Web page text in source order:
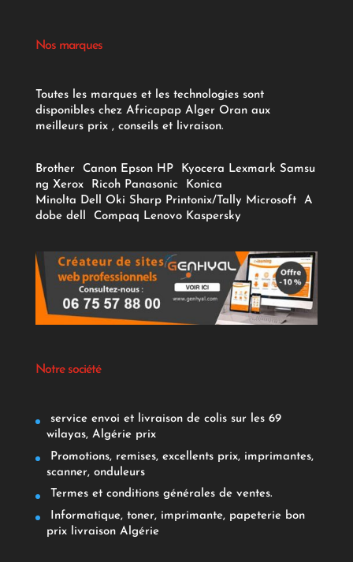
Nos marques
Toutes les marques et les technologies sont
disponibles chez Africapap Alger Oran aux
meilleurs prix , conseils et livraison.
Brother Canon Epson HP Kyocera Lexmark Samsu
ng Xerox Ricoh Panasonic
Konica
Minolta Dell Oki Sharp Printonix/Tally Microsoft
A
dobe dell Compaq Lenovo Kaspersky
Notre société
service envoi et livraison de colis sur les 69
wilayas, Algérie prix
Promotions, remises, excellents prix, imprimantes,
scanner, onduleurs
Termes et conditions générales de ventes.
Informatique, toner, imprimante, papeterie bon
prix livraison Algérie